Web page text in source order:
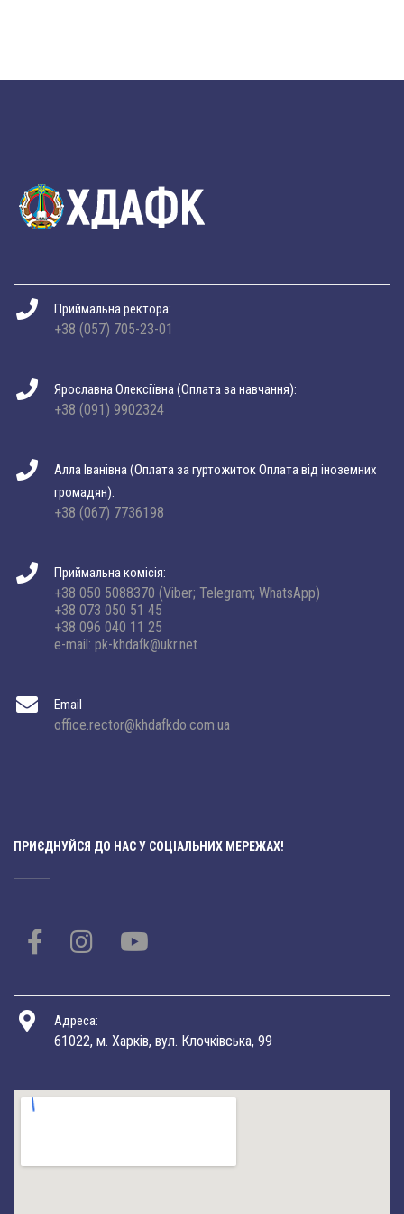
Приймальна ректора:
+38 (057) 705-23-01
Ярославна Олексіївна (Оплата за навчання):
+38 (091) 9902324
Алла Іванівна (Оплата за гуртожиток Оплата від іноземних
громадян):
+38 (067) 7736198
Приймальна комісія:
+38 050 5088370 (Viber; Telegram; WhatsApp)
+38 073 050 51 45
+38 096 040 11 25
e-mail: pk-khdafk@ukr.net
Email
office.rector@khdafkdo.com.ua
ПРИЄДНУЙСЯ ДО НАС У СОЦІАЛЬНИХ МЕРЕЖАХ!
Адреса:
61022, м. Харків, вул. Клочківська, 99